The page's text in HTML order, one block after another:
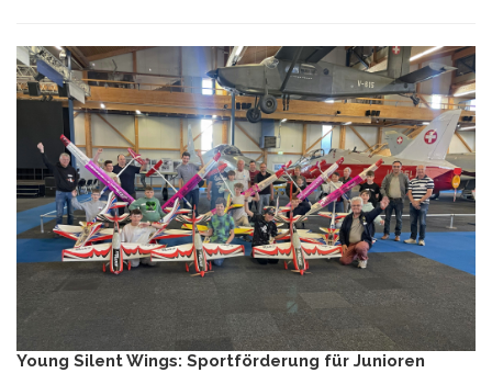
Young Silent Wings: Sportförderung für Junioren